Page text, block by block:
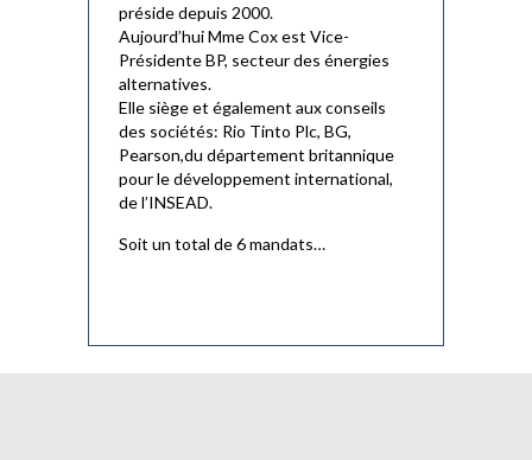
préside depuis 2000.
Aujourd’hui Mme Cox est Vice-
Présidente BP, secteur des énergies
alternatives.
Elle siège et également aux conseils
des sociétés: Rio Tinto Plc, BG,
Pearson,du département britannique
pour le développement international,
de l’INSEAD.
Soit un total de 6 mandats…